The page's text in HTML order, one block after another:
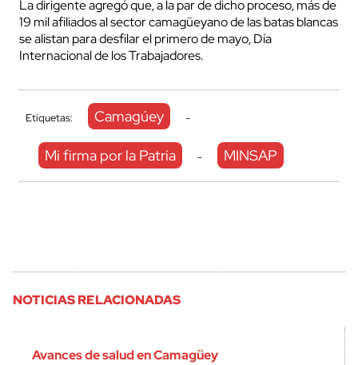
La dirigente agregó que, a la par de dicho proceso, más de
19 mil afiliados al sector camagüeyano de las batas blancas
se alistan para desfilar el primero de mayo, Día
Internacional de los Trabajadores.
Etiquetas: Camagúey -
Mi firma por la Patria - MINSAP
NOTICIAS RELACIONADAS
Avances de salud en Camagüey